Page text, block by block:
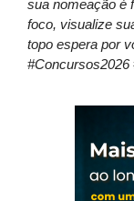
sua nomeação é
foco, visualize
topo espera por
#Concursos2026